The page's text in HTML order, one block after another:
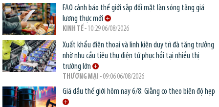
FAO cảnh báo thế giới sắp đối mặt làn sóng tăng giá
lương thực mới
KINH TẾ- 10:29 06/08/2026
Xuất khẩu điện thoại và linh kiện duy trì đà tăng trưởng
nhờ nhu cầu tiêu thụ điện tử phục hồi tại nhiều thị
trường lớn
THƯƠNG MẠI - 09:06 06/08/2026
Giá dầu thế giới hôm nay 6/8: Giằng co theo biên độ hẹp